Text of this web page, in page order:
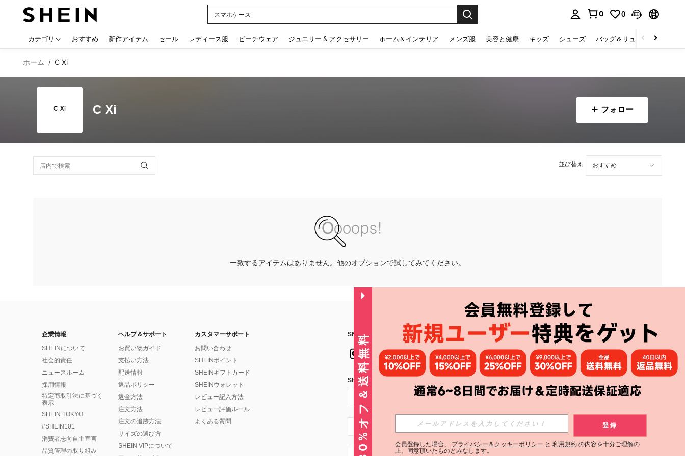
シール
0 0
カテゴリ おすすめ 新作アイテム セール レディース服 ビーチウェア ジュエリー & アクセサリー ホーム＆インテリア メンズ服 美容と健康 キッズ シューズ バッグ＆リュック
ホーム / C Xi
C Xi フォロー
並び替え
一致するアイテムはありません。他のオプションで試してみてください。
企業情報
SHEINについて
社会的責任
ニュースルーム
採用情報
特定商取引法に基づく
表示
SHEIN TOKYO
#SHEIN101
消費者志向自主宣言
品質管理の取り組み
ヘルプ＆サポート
お買い物ガイド
支払い方法
配送情報
返品ポリシー
返金方法
注文方法
注文の追跡方法
サイズの選び方
SHEIN VIPについて
カスタマーサポート
お問い合わせ
SHEINポイント
SHEINギフトカード
SHEINウォレット
レビュー記入方法
レビュー評価ルール
よくある質問
SNSフォローはこちら： アプリ
SHEIN STYLE NEWSを購読する
購読
JP + 81 登録する
30%オフ＆送料無料 登録
会員登録した場合、 プライバシー＆クッキーポリシー と 利用規約 の内容を十分ご理解の
上、同意頂いたものとみなします。